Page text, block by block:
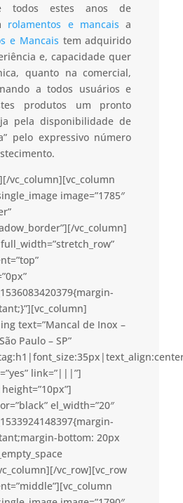
todos estes anos de
rolamentos e mancais a
e Mancais tem adquirido
e, capacidade quer
quanto na comercial,
a todos usuários e
produtos um pronto
pela disponibilidade de
pelo expressivo número
vc_column][vc_column
image=”1785″
vc_column]
text=”Mancal de Inox –
Paulo – SP”
link=”|||”]
el_width=”20″
bottom: 20px
vc_row][vc_row